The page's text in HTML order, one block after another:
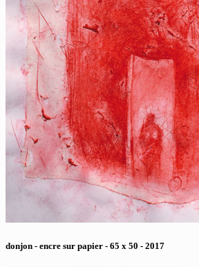
donjon - encre sur papier - 65 x 50 - 2017